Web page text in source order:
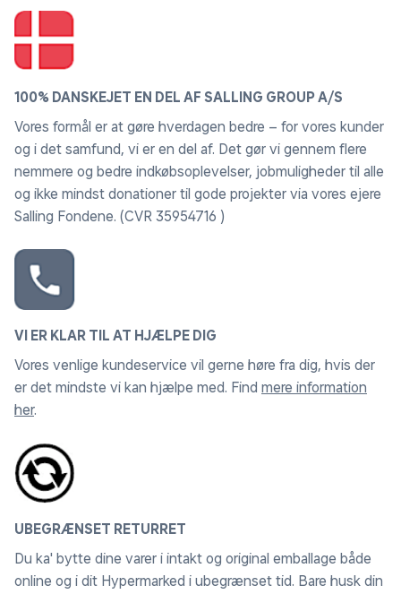
100% DANSKEJET EN DEL AF SALLING GROUP A/S
Vores formål er at gøre hverdagen bedre – for vores kunder
og i det samfund, vi er en del af. Det gør vi gennem flere
nemmere og bedre indkøbsoplevelser, jobmuligheder til alle
og ikke mindst donationer til gode projekter via vores ejere
Salling Fondene. (CVR 35954716 )
VI ER KLAR TIL AT HJÆLPE DIG
Vores venlige kundeservice vil gerne høre fra dig, hvis der
er det mindste vi kan hjælpe med. Find mere information
her.
UBEGRÆNSET RETURRET
Du ka' bytte dine varer i intakt og original emballage både
online og i dit Hypermarked i ubegrænset tid. Bare husk din